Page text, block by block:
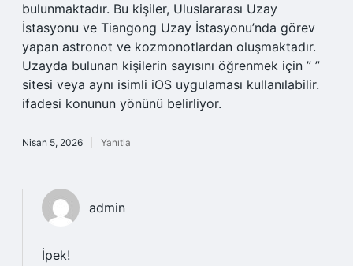
bulunmaktadır. Bu kişiler, Uluslararası Uzay
İstasyonu ve Tiangong Uzay İstasyonu’nda görev
yapan astronot ve kozmonotlardan oluşmaktadır.
Uzayda bulunan kişilerin sayısını öğrenmek için ” ”
sitesi veya aynı isimli iOS uygulaması kullanılabilir.
ifadesi konunun yönünü belirliyor.
Nisan 5, 2026 Yanıtla
admin
İpek!